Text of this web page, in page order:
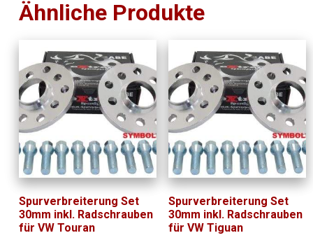
Ähnliche Produkte
Spurverbreiterung Set
30mm inkl. Radschrauben
für VW Touran
Spurverbreiterung Set
30mm inkl. Radschrauben
für VW Tiguan